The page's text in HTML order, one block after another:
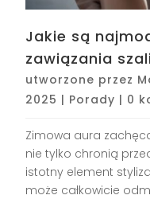
Jakie są
zawiązania
utworzone przez
2025 | Porady | 0
Zimowa aura
nie tylko chronią
istotny element
może całkowicie